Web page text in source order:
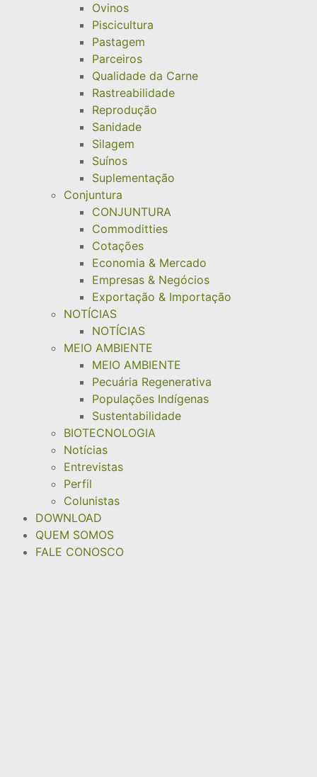
Ovinos
Piscicultura
Pastagem
Parceiros
Qualidade da Carne
Rastreabilidade
Reprodução
Sanidade
Silagem
Suínos
Suplementação
Conjuntura
CONJUNTURA
Commoditties
Cotações
Economia & Mercado
Empresas & Negócios
Exportação & Importação
NOTÍCIAS
NOTÍCIAS
MEIO AMBIENTE
MEIO AMBIENTE
Pecuária Regenerativa
Populações Indígenas
Sustentabilidade
BIOTECNOLOGIA
Notícias
Entrevistas
Perfil
Colunistas
DOWNLOAD
QUEM SOMOS
FALE CONOSCO